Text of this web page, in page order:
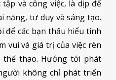
và công việc, là dịp để
năng, tư duy và sáng tạo.
để các bạn thấu hiểu tinh
vui và giá trị của việc rèn
thể thao. Hướng tới phát
không chỉ phát triển